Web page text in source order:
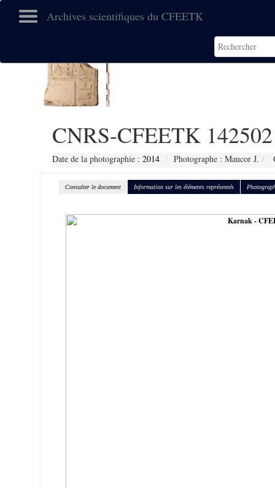
Archives scientifiques du CFEETK
CNRS-CFEETK 142502
Date de la photographie : 2014 Photographe : Maucor J.
Consulter le document Information sur les éléments représentés